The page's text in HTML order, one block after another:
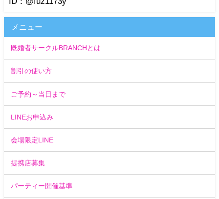
メニュー
既婚者サークルBRANCHとは
割引の使い方
ご予約～当日まで
LINEお申込み
会場限定LINE
提携店募集
パーティー開催基準